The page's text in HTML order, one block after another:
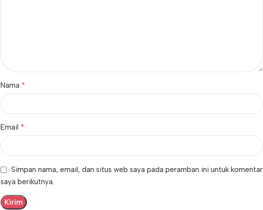
Nama *
Email *
Simpan nama, email, dan situs web saya pada peramban ini untuk komentar
saya berikutnya.